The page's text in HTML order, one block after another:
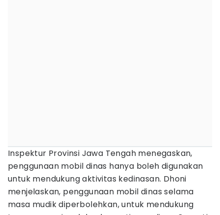
Inspektur Provinsi Jawa Tengah menegaskan,
penggunaan mobil dinas hanya boleh digunakan
untuk mendukung aktivitas kedinasan. Dhoni
menjelaskan, penggunaan mobil dinas selama
masa mudik diperbolehkan, untuk mendukung